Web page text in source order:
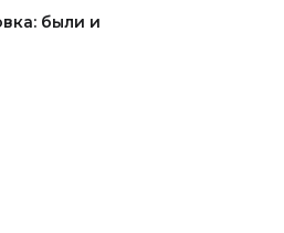
были и